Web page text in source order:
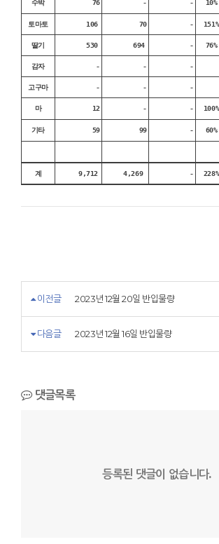
수박 76 - - 10%
토마토 106 70 - 151%
딸기 530 694 - 76%
감자 - - -
고구마 - - -
마 12 - - 100%
기타 59 99 - 60%
계 9,712 4,269 - 228%
이전글 2023년 12월 20일 반입물량
다음글 2023년 12월 16일 반입물량
댓글목록
등록된 댓글이 없습니다.